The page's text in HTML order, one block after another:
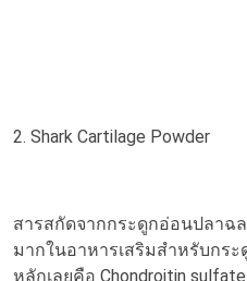
2. Shark Cartilage Powder
สารสกัดจากกระดูกอ่อนปลาฉ
มากในอาหารเสริมสำหรับกร
หลักเลยคือ Chondroitin